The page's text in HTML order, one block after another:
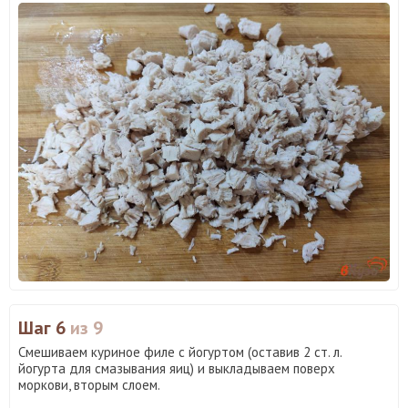
Шаг 6 из 9
Смешиваем куриное филе с йогуртом (оставив 2 ст. л.
йогурта для смазывания яиц) и выкладываем поверх
моркови, вторым слоем.